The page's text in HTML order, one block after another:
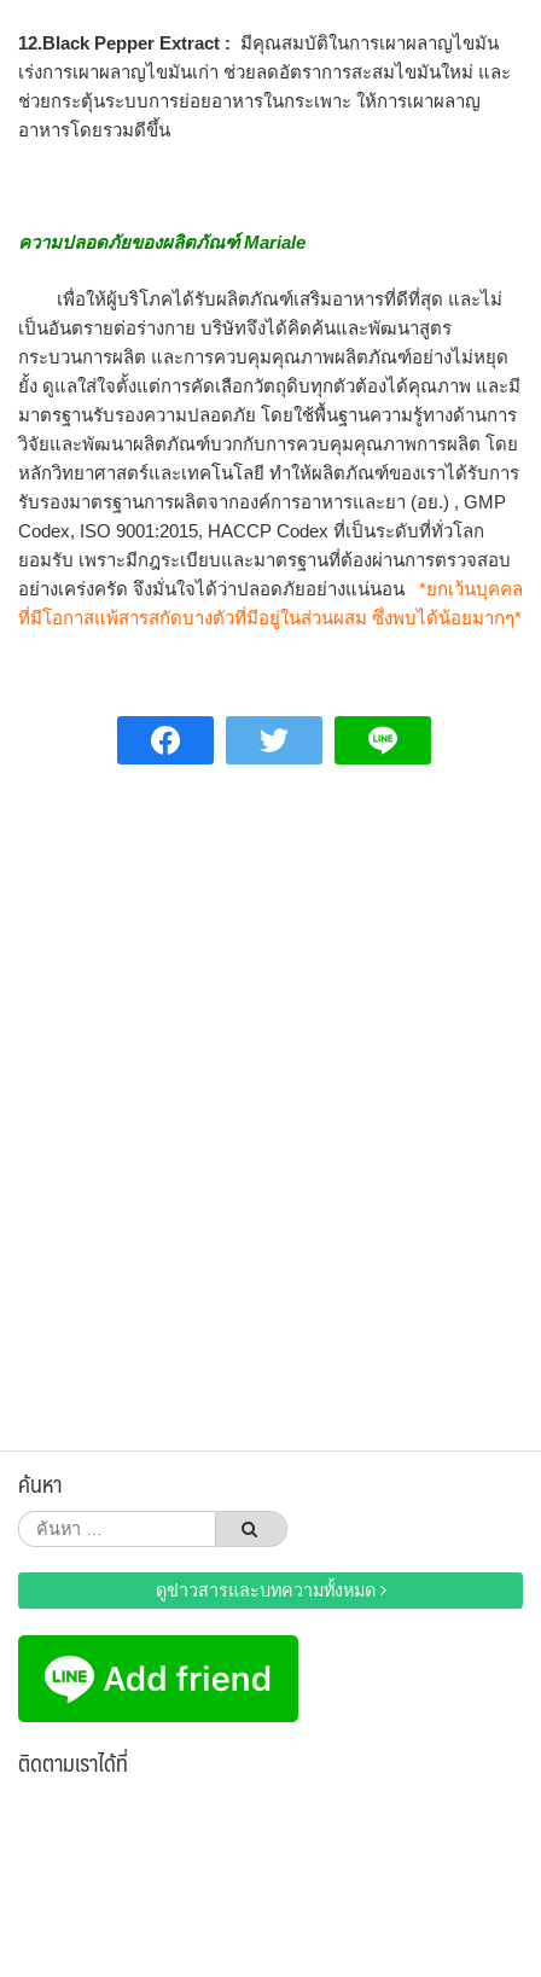
12.Black Pepper Extract : มีคุณสมบัติในการเผาผลาญไขมัน
เร่งการเผาผลาญไขมันเก่า ช่วยลดอัตราการสะสมไขมันใหม่ และ
ช่วยกระตุ้นระบบการย่อยอาหารในกระเพาะ ให้การเผาผลาญ
อาหารโดยรวมดีขึ้น
ความปลอดภัยของผลิตภัณฑ์ Mariale
เพื่อให้ผู้บริโภคได้รับผลิตภัณฑ์เสริมอาหารที่ดีที่สุด และไม่
เป็นอันตรายต่อร่างกาย บริษัทจึงได้คิดค้นและพัฒนาสูตร
กระบวนการผลิต และการควบคุมคุณภาพผลิตภัณฑ์อย่างไม่หยุด
ยั้ง ดูแลใส่ใจตั้งแต่การคัดเลือกวัตถุดิบทุกตัวต้องได้คุณภาพ และมี
มาตรฐานรับรองความปลอดภัย โดยใช้พื้นฐานความรู้ทางด้านการ
วิจัยและพัฒนาผลิตภัณฑ์บวกกับการควบคุมคุณภาพการผลิต โดย
หลักวิทยาศาสตร์และเทคโนโลยี ทำให้ผลิตภัณฑ์ของเราได้รับการ
รับรองมาตรฐานการผลิตจากองค์การอาหารและยา (อย.) , GMP
Codex, ISO 9001:2015, HACCP Codex ที่เป็นระดับที่ทั่วโลก
ยอมรับ เพราะมีกฎระเบียบและมาตรฐานที่ต้องผ่านการตรวจสอบ
อย่างเคร่งครัด จึงมั่นใจได้ว่าปลอดภัยอย่างแน่นอน *ยกเว้นบุคคล
ที่มีโอกาสแพ้สารสกัดบางตัวที่มีอยู่ในส่วนผสม ซึ่งพบได้น้อยมากๆ*
ค้นหา
ค้นหา
สำหรับ:
ดูข่าวสารและบทความทั้งหมด
ติดตามเราได้ที่